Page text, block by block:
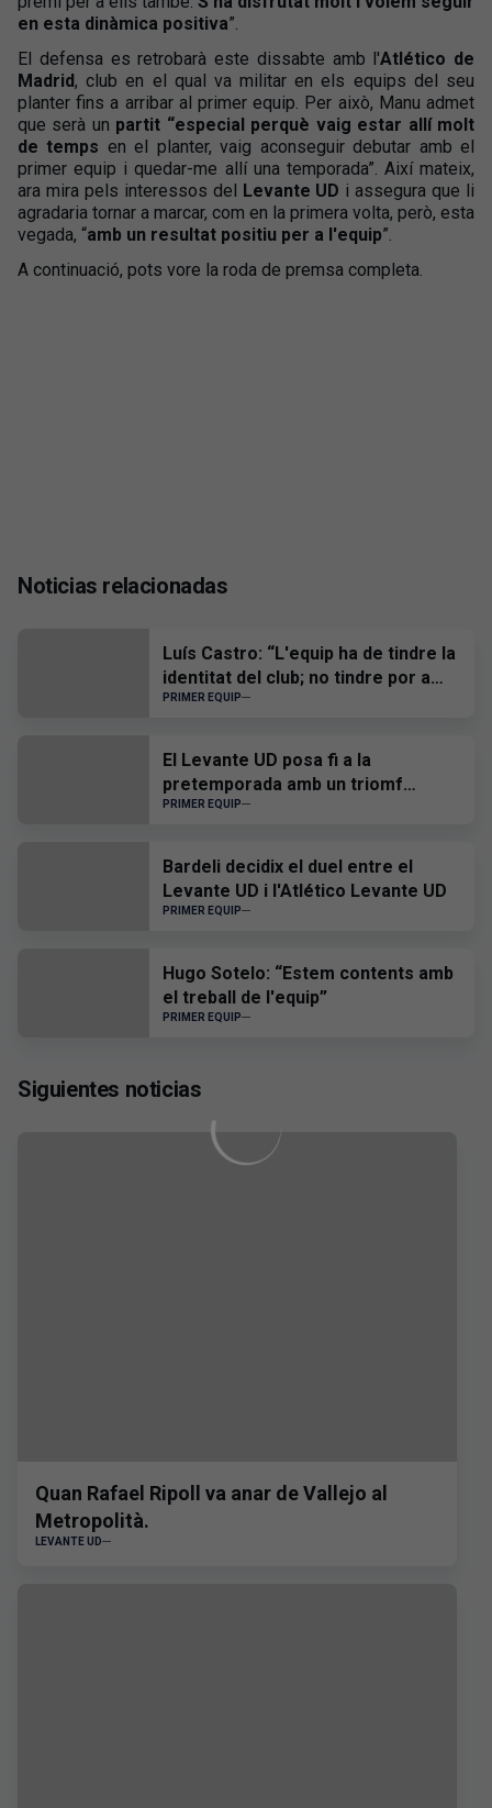
en esta dinàmica positiva”.
El defensa es retrobarà este dissabte amb l'Atlético de
Madrid, club en el qual va militar en els equips del seu
planter fins a arribar al primer equip. Per això, Manu admet
que serà un partit “especial perquè vaig estar allí molt
de temps en el planter, vaig aconseguir debutar amb el
primer equip i quedar-me allí una temporada”. Així mateix,
ara mira pels interessos del Levante UD i assegura que li
agradaria tornar a marcar, com en la primera volta, però, esta
vegada, “amb un resultat positiu per a l'equip”.
A continuació, pots vore la roda de premsa completa.
Noticias relacionadas
Luís Castro: “L'equip ha de tindre la
identitat del club; no tindre por a
ningú i, quan hàgem de patir, patir
PRIMER EQUIP
El Levante UD posa fi a la
pretemporada amb un triomf
davant el CD Castelló
PRIMER EQUIP
Bardeli decidix el duel entre el
Levante UD i l'Atlético Levante UD
PRIMER EQUIP
Hugo Sotelo: “Estem contents amb
el treball de l'equip”
PRIMER EQUIP
Siguientes noticias
Quan Rafael Ripoll va anar de Vallejo al
Metropolità.
LEVANTE UD